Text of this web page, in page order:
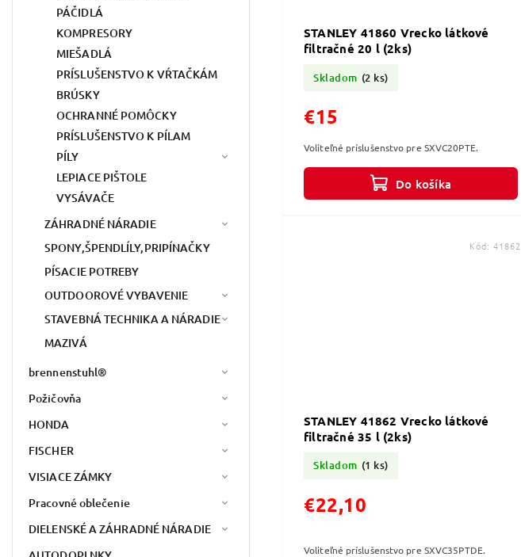
PÁČIDLÁ
KOMPRESORY
MIEŠADLÁ
PRÍSLUŠENSTVO K VŔTAČKÁM
BRÚSKY
OCHRANNÉ POMÔCKY
PRÍSLUŠENSTVO K PÍLAM
PÍLY
LEPIACE PIŠTOLE
VYSÁVAČE
ZÁHRADNÉ NÁRADIE
SPONY,ŠPENDLÍLY,PRIPÍNAČKY
PÍSACIE POTREBY
OUTDOOROVÉ VYBAVENIE
STAVEBNÁ TECHNIKA A NÁRADIE
MAZIVÁ
brennenstuhl®
Požičovňa
HONDA
FISCHER
VISIACE ZÁMKY
Pracovné oblečenie
DIELENSKÉ A ZÁHRADNÉ NÁRADIE
STANLEY 41860 Vrecko látkové
filtračné 20 l (2ks)
Skladom (2 ks)
€15
Do košíka
Voliteľné príslušenstvo pre SXVC20PTE.
STANLEY 41862 Vrecko látkové
filtračné 35 l (2ks)
Skladom (1 ks)
€22,10
Voliteľné príslušenstvo pre SXVC35PTDE.
Kód:41862